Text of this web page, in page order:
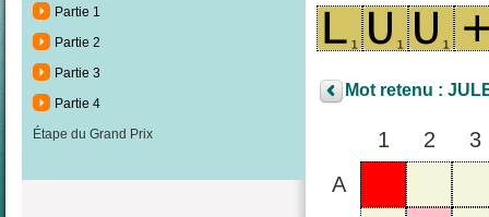
Partie 1
Partie 2
Partie 3
Partie 4
Étape du Grand Prix
Mot retenu :
1 2
3
A